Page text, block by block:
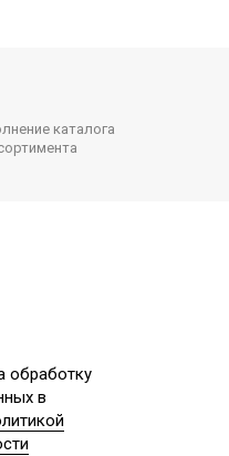
каталога
обработку
в